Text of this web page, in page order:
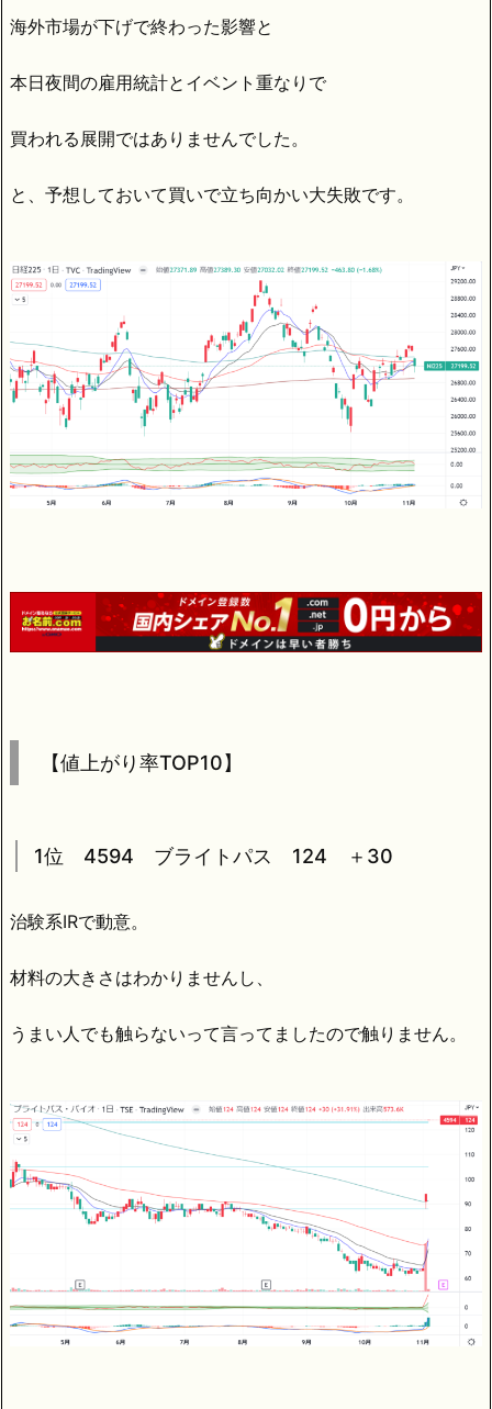
海外市場が下げで終わった影響と
本日夜間の雇用統計とイベント重なりで
買われる展開ではありませんでした。
と、予想しておいて買いで立ち向かい大失敗です。
【値上がり率TOP10】
1位 4594 ブライトパス 124 ＋30
治験系IRで動意。
材料の大きさはわかりませんし、
うまい人でも触らないって言ってましたので触りません。